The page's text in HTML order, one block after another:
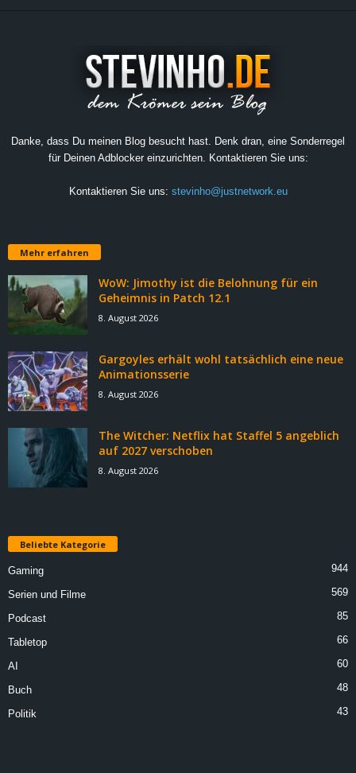
Danke, dass Du meinen Blog besucht hast. Denk dran, eine Sonderregel
für Deinen Adblocker einzurichten. Kontaktieren Sie uns:
Kontaktieren Sie uns: stevinho@justnetwork.eu
Mehr erfahren
WoW: Jimothy ist die Belohnung für ein
Geheimnis in Patch 12.1
8. August 2026
Gargoyles erhält wohl tatsächlich eine neue
Animationsserie
8. August 2026
The Witcher: Netflix hat Staffel 5 angeblich
auf 2027 verschoben
8. August 2026
Beliebte Kategorie
Gaming 944
Serien und Filme 569
Podcast 85
Tabletop 66
AI 60
Buch 48
Politik 43